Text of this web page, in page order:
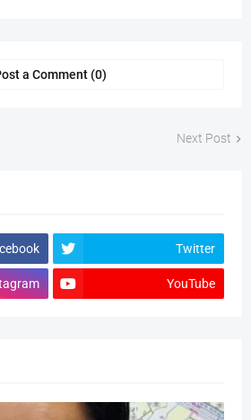
a Comment (0)
Next Post
Twitter
YouTube